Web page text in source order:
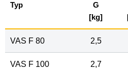
Typ
G
[kg]
VAS F 80 2,5
VAS F 100 2,7